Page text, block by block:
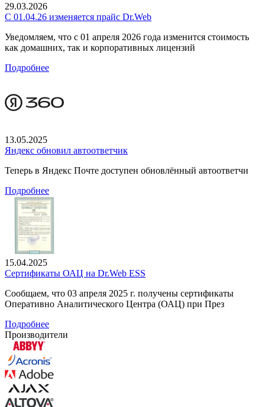
29.03.2026
С 01.04.26 изменяется прайс Dr.Web
Уведомляем, что с 01 апреля 2026 года изменится стоимость
как домашних, так и корпоративных лицензий
Подробнее
13.05.2025
Яндекс обновил автоответчик
Теперь в Яндекс Почте доступен обновлённый автоответчи
Подробнее
15.04.2025
Сертификаты ОАЦ на Dr.Web ESS
Сообщаем, что 03 апреля 2025 г. получены сертификаты
Оперативно Аналитического Центра (ОАЦ) при През
Подробнее
Производители